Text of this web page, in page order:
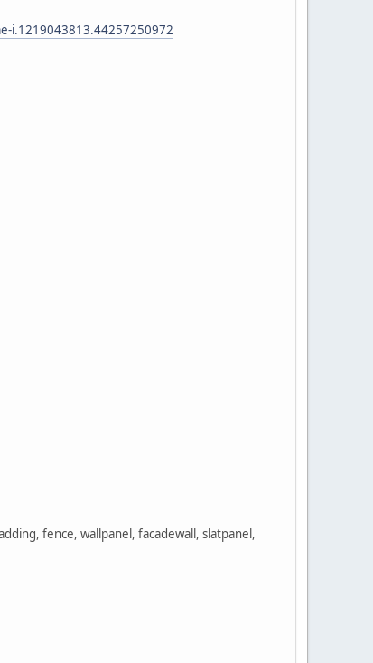
i.1219043813.44257250972
fence, wallpanel, facadewall, slatpanel,